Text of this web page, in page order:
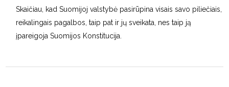
Skaičiau, kad Suomijoj valstybė pasirūpina visais savo piliečiais,
reikalingais pagalbos, taip pat ir jų sveikata, nes taip ją
įpareigoja Suomijos Konstitucija.